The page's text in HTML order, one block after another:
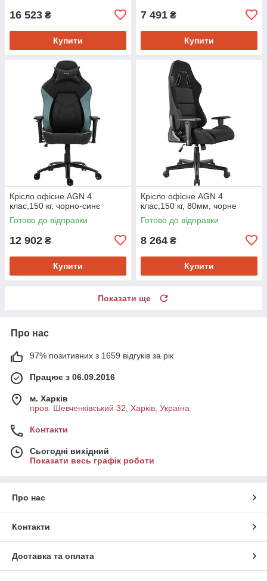
16 523 ₴
Купити
7 491 ₴
Купити
Крісло офісне AGN 4
клас,150 кг, чорно-синє
Готово до відправки
12 902 ₴
Купити
Крісло офісне AGN 4
клас,150 кг, 80мм, чорне
Готово до відправки
8 264 ₴
Купити
Показати ще
Про нас
97% позитивних з 1659 відгуків за рік
Працює з 06.09.2016
м. Харків
пров. Шевченківський 32, Харків, Україна
Контакти
Сьогодні вихідний
Показати весь графік роботи
Про нас
Контакти
Доставка та оплата